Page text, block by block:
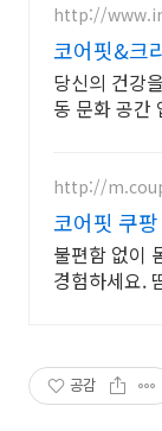
http://
코어핏&크
PT본가 13
당신의 건강
동 문화 공간
http://
코어핏 쿠
불편함 없이
경험하세요.
공감